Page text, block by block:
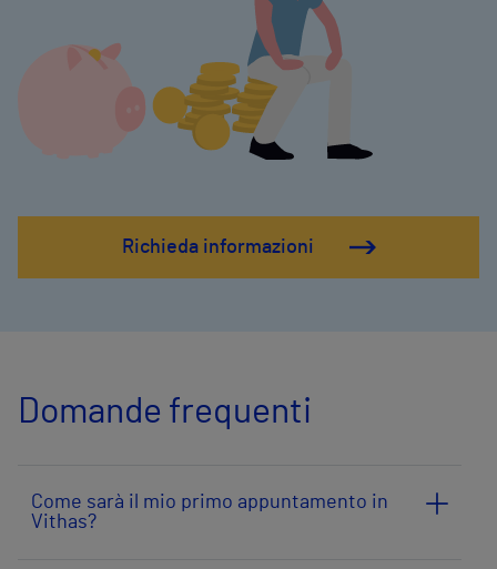
Richieda informazioni
Domande frequenti
Come sarà il mio primo appuntamento in
Vithas?